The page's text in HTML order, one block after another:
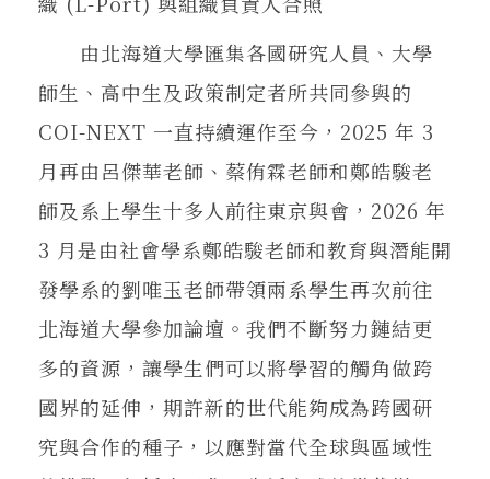
由北海道大學匯集各國研究人員、大學
師生、高中生及政策制定者所共同參與的
COI-NEXT 一直持續運作至今，2025 年 3
月再由呂傑華老師、蔡侑霖老師和鄭皓駿老
師及系上學生十多人前往東京與會，2026 年
3 月是由社會學系鄭皓駿老師和教育與潛能開
發學系的劉唯玉老師帶領兩系學生再次前往
北海道大學參加論壇。我們不斷努力鏈結更
多的資源，讓學生們可以將學習的觸角做跨
國界的延伸，期許新的世代能夠成為跨國研
究與合作的種子，以應對當代全球與區域性